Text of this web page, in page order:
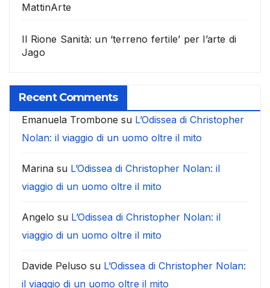
MattinArte
Il Rione Sanità: un ‘terreno fertile’ per l’arte di
Jago
Recent Comments
Emanuela Trombone su L’Odissea di Christopher
Nolan: il viaggio di un uomo oltre il mito
Marina su L’Odissea di Christopher Nolan: il
viaggio di un uomo oltre il mito
Angelo su L’Odissea di Christopher Nolan: il
viaggio di un uomo oltre il mito
Davide Peluso su L’Odissea di Christopher Nolan:
il viaggio di un uomo oltre il mito